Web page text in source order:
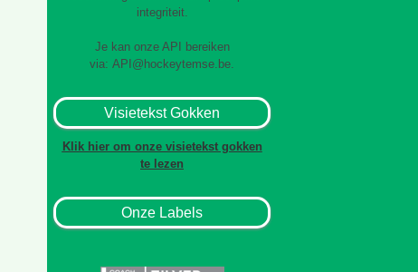
integriteit.
Je kan onze API bereiken
via: API@hockeytemse.be.
Visietekst Gokken
Klik hier om onze visietekst gokken
te lezen
Onze Labels